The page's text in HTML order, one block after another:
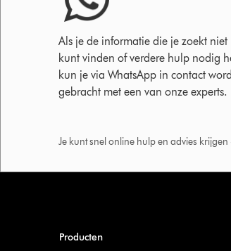
Als je de informatie die je zoekt niet
kunt vinden of verdere hulp nodig
kun je via WhatsApp in contact
gebracht met een van onze experts.
Je kunt snel online hulp en advies
Producten